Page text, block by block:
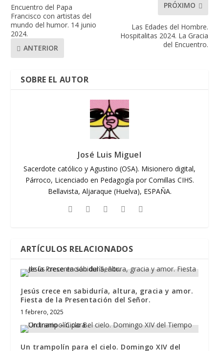
Encuentro del Papa
Francisco con artistas del
mundo del humor. 14 junio
2024.
ANTERIOR
PRÓXIMO
Las Edades del Hombre.
Hospitalitas 2024. La Gracia
del Encuentro.
SOBRE EL AUTOR
José Luis Miguel
Sacerdote católico y Agustino (OSA). Misionero digital,
Párroco, Licenciado en Pedagogía por Comillas CIHS.
Bellavista, Aljaraque (Huelva), ESPAÑA.
ARTÍCULOS RELACIONADOS
Jesús crece en sabiduría, altura, gracia y amor.
Fiesta de la Presentación del Señor.
1 febrero, 2025
Un trampolín para el cielo. Domingo XIV del